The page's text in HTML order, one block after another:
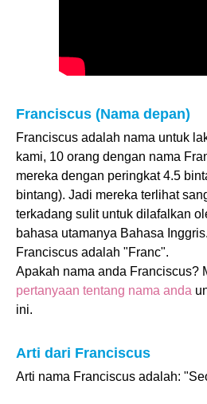
Franciscus (Nama depan)
Franciscus adalah nama untuk
kami, 10 orang dengan nama
mereka dengan peringkat 4.5
bintang). Jadi mereka terlihat
terkadang sulit untuk dilafalkan
bahasa utamanya Bahasa
Franciscus adalah "Franc".
Apakah nama anda Franciscus?
pertanyaan tentang nama anda
ini.
Arti dari Franciscus
Arti nama Franciscus adalah: